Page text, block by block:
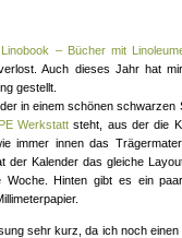
Linobook – Bücher mit
Auch dieses Jahr hat mir
gestellt.
in einem schönen schwarzen
Werkstatt steht, aus der die
immer innen das
der Kalender das gleiche
Woche. Hinten gibt es ein
sehr kurz, da ich noch